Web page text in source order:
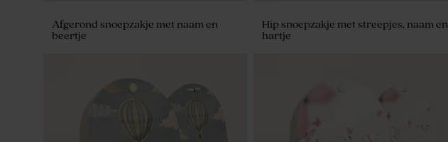
Afgerond snoepzakje met naam en
beertje
Hip snoepzakje met streepjes, naam en
hartje